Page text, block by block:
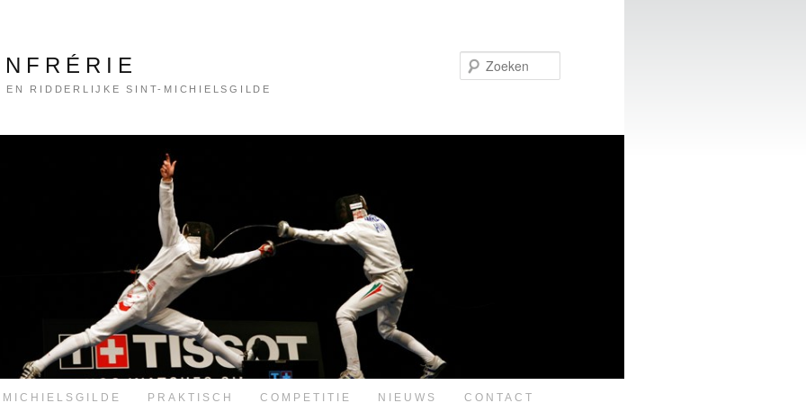
EN RIDDERLIJKE SINT-MICHIELSGILDE
PRAKTISCH COMPETITIE NIEUWS CONTACT